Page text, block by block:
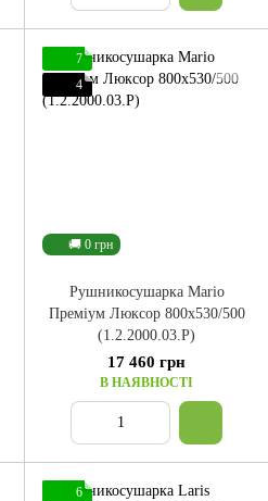
🚚 0 грн
7
4
Рушникосушарка Mario
Преміум Люксор 800x530/500
(1.2.2000.03.P)
17 460 грн
В НАЯВНОСТІ
6